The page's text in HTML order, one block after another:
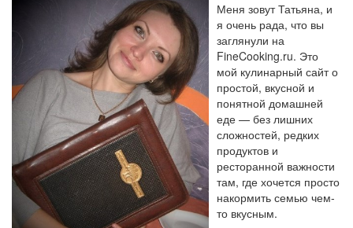
Меня зовут Татьяна, и
я очень рада, что вы
заглянули на
FineCooking.ru. Это
мой кулинарный сайт о
простой, вкусной и
понятной домашней
еде — без лишних
сложностей, редких
продуктов и
ресторанной важности
там, где хочется просто
накормить семью чем-
то вкусным.